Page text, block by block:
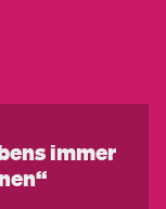
immer